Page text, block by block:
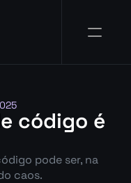
código é
pode ser, na
caos.